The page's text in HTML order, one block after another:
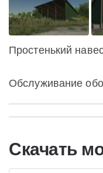
Простенький
Обслуживание
Скачать